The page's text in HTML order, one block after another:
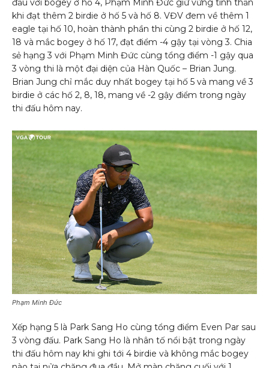
khi đạt thêm 2 birdie ở hố 5 và hố 8. VĐV đem về thêm 1
eagle tại hố 10, hoàn thành phần thi cùng 2 birdie ở hố 12,
18 và mắc bogey ở hố 17, đạt điểm -4 gậy tại vòng 3. Chia
sẻ hạng 3 với Phạm Minh Đức cùng tổng điểm -1 gậy qua
3 vòng thi là một đại diện của Hàn Quốc – Brian Jung.
Brian Jung chỉ mắc duy nhất bogey tại hố 5 và mang về 3
birdie ở các hố 2, 8, 18, mang về -2 gậy điểm trong ngày
thi đấu hôm nay.
Phạm Minh Đức
Xếp hạng 5 là Park Sang Ho cùng tổng điểm Even Par sau
3 vòng đấu. Park Sang Ho là nhân tố nổi bật trong ngày
thi đấu hôm nay khi ghi tới 4 birdie và không mắc bogey